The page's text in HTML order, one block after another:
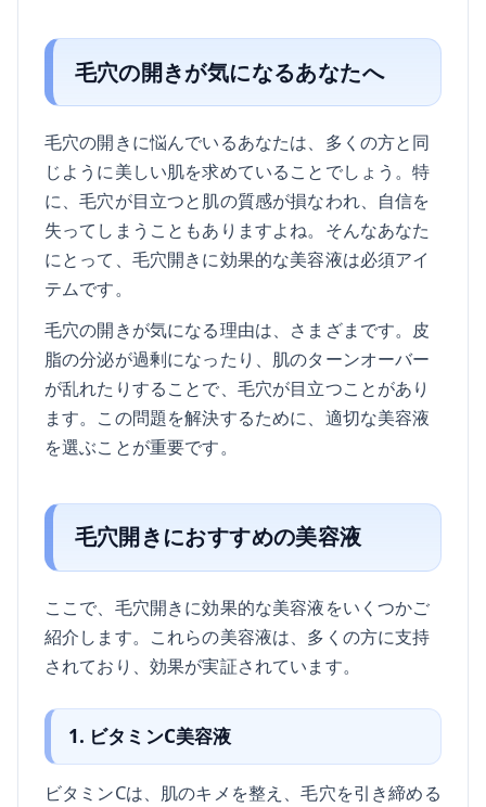
毛穴の開きが気になるあなたへ
毛穴の開きに悩んでいるあなたは、多くの方と同
じように美しい肌を求めていることでしょう。特
に、毛穴が目立つと肌の質感が損なわれ、自信を
失ってしまうこともありますよね。そんなあなた
にとって、毛穴開きに効果的な美容液は必須アイ
テムです。
毛穴の開きが気になる理由は、さまざまです。皮
脂の分泌が過剰になったり、肌のターンオーバー
が乱れたりすることで、毛穴が目立つことがあり
ます。この問題を解決するために、適切な美容液
を選ぶことが重要です。
毛穴開きにおすすめの美容液
ここで、毛穴開きに効果的な美容液をいくつかご
紹介します。これらの美容液は、多くの方に支持
されており、効果が実証されています。
1. ビタミンC美容液
ビタミンCは、肌のキメを整え、毛穴を引き締める